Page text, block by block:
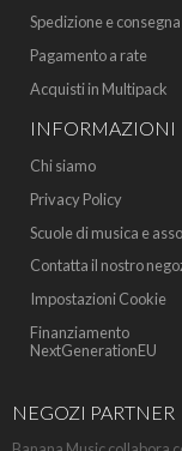
Spedizione e consegna
Pagamento a rate
Acquisti in Multipack
INFORMAZIONI
Chi siamo
Privacy Policy
Scuole di musica e
Contatta il nostro
Impostazioni Cookie
Finanziamento
NextGenerationEU
NEGOZI PARTNER